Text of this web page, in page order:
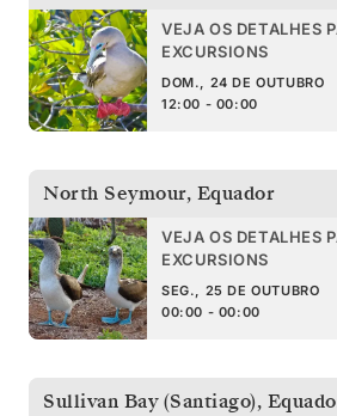
VEJA OS DETALHES
EXCURSIONS
DOM., 24 DE OUTUBRO
12:00 - 00:00
North Seymour, Equador
VEJA OS DETALHES
EXCURSIONS
SEG., 25 DE OUTUBRO
00:00 - 00:00
Sullivan Bay (Santiago),